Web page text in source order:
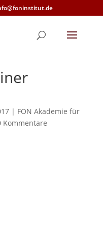
| FON Akademie für
Kommentare